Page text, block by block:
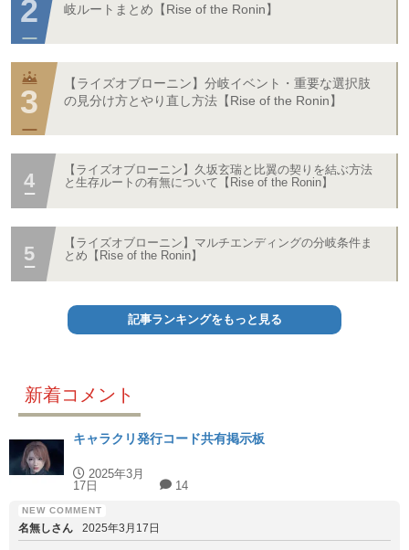
岐ルートまとめ【Rise of the Ronin】
【ライズオブローニン】分岐イベント・重要な選択肢
の見分け方とやり直し方法【Rise of the Ronin】
【ライズオブローニン】久坂玄瑞と比翼の契りを結ぶ方法
と生存ルートの有無について【Rise of the Ronin】
【ライズオブローニン】マルチエンディングの分岐条件ま
とめ【Rise of the Ronin】
記事ランキングをもっと見る
新着コメント
キャラクリ発行コード共有掲示板
2025年3月
17日
14
名無しさん 2025年3月17日